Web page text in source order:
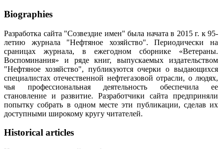
Biographies
Разработка сайта "Созвездие имен" была начата в 2015 г. к 95-
летию журнала "Нефтяное хозяйство". Периодически на
сраницах журнала, в ежегодном сборнике «Ветераны.
Воспоминания» и ряде книг, выпускаемых издательством
"Нефтяное хозяйство", публикуются очерки о выдающихся
специалистах отечественной нефтегазовой отрасли, о людях,
чья профессиональная деятельность обеспечила ее
становление и развитие. Разработчики сайта предприняли
попытку собрать в одном месте эти публикации, сделав их
доступными широкому кругу читателей.
Historical articles